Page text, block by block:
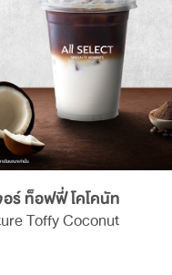
อร์ ท็อฟฟี่ โคโคนัท
Toffy Coconut